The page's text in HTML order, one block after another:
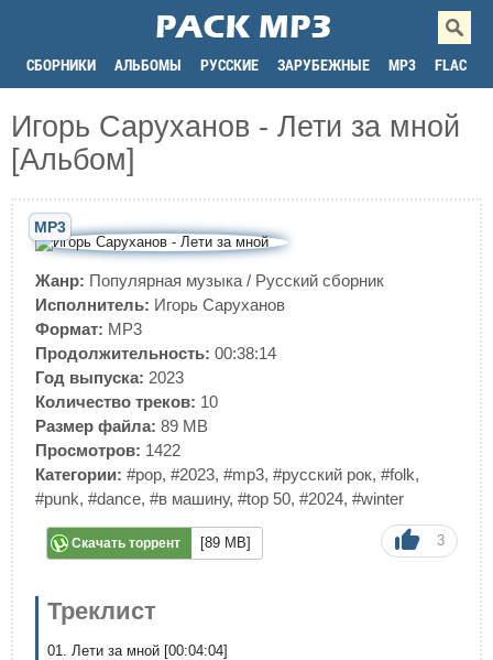
СБОРНИКИ АЛЬБОМЫ РУССКИЕ ЗАРУБЕЖНЫЕ MP3 FLAC
Игорь Саруханов - Лети за мной
[Альбом]
MP3
Жанр: Популярная музыка / Русский сборник
Исполнитель: Игорь Саруханов
Формат: MP3
Продолжительность: 00:38:14
Год выпуска: 2023
Количество треков: 10
Размер файла: 89 MB
Просмотров: 1422
Категории: #pop, #2023, #mp3, #русский рок, #folk,
#punk, #dance, #в машину, #top 50, #2024, #winter
Скачать торрент [89 MB] 3
Треклист
01. Лети за мной [00:04:04]